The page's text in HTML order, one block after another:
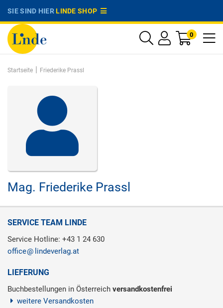
SIE SIND HIERLINDE SHOP
0
Startseite | Friederike Prassl
Mag. Friederike Prassl
SERVICE TEAM LINDE
Service Hotline: +43 1 24 630
office
lindeverlag.at
LIEFERUNG
Buchbestellungen in Österreich versandkostenfrei
weitere Versandkosten